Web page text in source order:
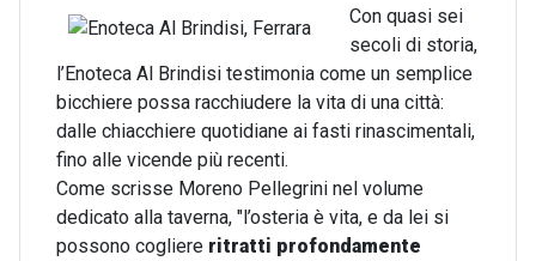
Con quasi sei
secoli di storia,
l’Enoteca Al Brindisi testimonia come un semplice
bicchiere possa racchiudere la vita di una città:
dalle chiacchiere quotidiane ai fasti rinascimentali,
fino alle vicende più recenti.
Come scrisse Moreno Pellegrini nel volume
dedicato alla taverna, "l’osteria è vita, e da lei si
possono cogliere ritratti profondamente